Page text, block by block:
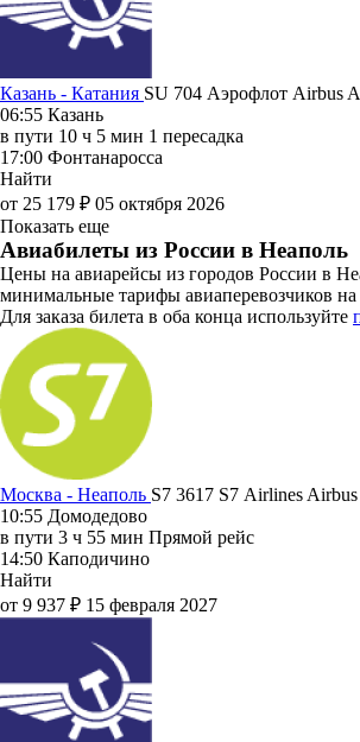
Казань - Катания SU 704 Аэрофлот Airbus
06:55 Казань
в пути 10 ч 5 мин 1 пересадка
17:00 Фонтанаросса
Найти
от 25 179 ₽ 05 октября 2026
Показать еще
Авиабилеты из России в Неаполь
Цены на авиарейсы из городов России в
минимальные тарифы авиаперевозчиков
Для заказа билета в оба конца используйте
Москва - Неаполь S7 3617 S7 Airlines
10:55 Домодедово
в пути 3 ч 55 мин Прямой рейс
14:50 Каподичино
Найти
от 9 937 ₽ 15 февраля 2027